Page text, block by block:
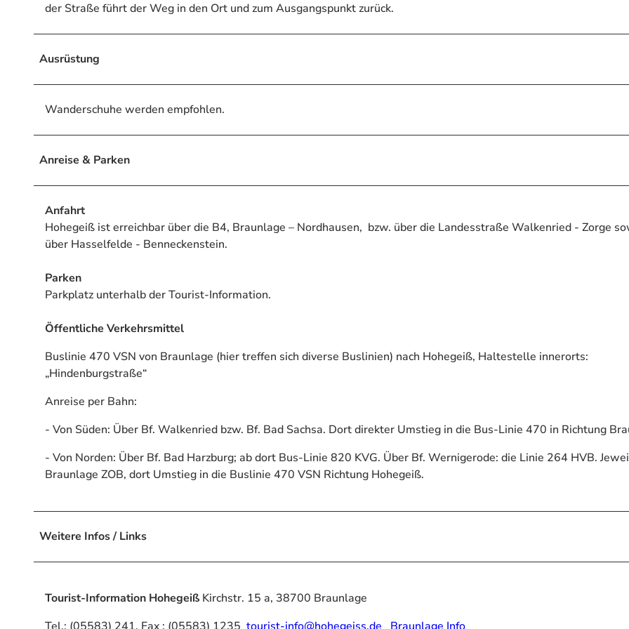
der Straße führt der Weg in den Ort und zum Ausgangspunkt zurück.
Ausrüstung
Wanderschuhe werden empfohlen.
Anreise & Parken
Anfahrt
Hohegeiß ist erreichbar über die B4, Braunlage – Nordhausen, bzw. über die Landesstraße Walkenried - Zorge
über Hasselfelde - Benneckenstein.
Parken
Parkplatz unterhalb der Tourist-Information.
Öffentliche Verkehrsmittel
Buslinie 470 VSN von Braunlage (hier treffen sich diverse Buslinien) nach Hohegeiß, Haltestelle innerorts:
„Hindenburgstraße“
Anreise per Bahn:
- Von Süden: Über Bf. Walkenried bzw. Bf. Bad Sachsa. Dort direkter Umstieg in die Bus-Linie 470 in Richtung
- Von Norden: Über Bf. Bad Harzburg; ab dort Bus-Linie 820 KVG. Über Bf. Wernigerode: die Linie 264 HVB.
Braunlage ZOB, dort Umstieg in die Buslinie 470 VSN Richtung Hohegeiß.
Weitere Infos / Links
Tourist-Information Hohegeiß Kirchstr. 15 a, 38700 Braunlage